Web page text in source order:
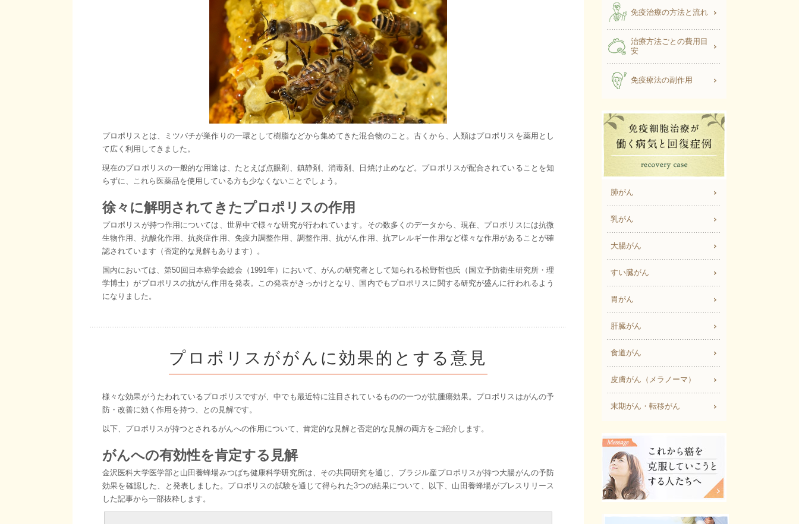
プロポリスとは、ミツバチが巣作りの一環として樹脂などから集めてきた混合物のこと。古くから、人類はプロポリスを薬用とし
て広く利用してきました。
現在のプロポリスの一般的な用途は、たとえば点眼剤、鎮静剤、消毒剤、日焼け止めなど。プロポリスが配合されていることを知
らずに、これら医薬品を使用している方も少なくないことでしょう。
徐々に解明されてきたプロポリスの作用
プロポリスが持つ作用については、世界中で様々な研究が行われています。その数多くのデータから、現在、プロポリスには抗微
生物作用、抗酸化作用、抗炎症作用、免疫力調整作用、調整作用、抗がん作用、抗アレルギー作用など様々な作用があることが確
認されています（否定的な見解もあります）。
国内においては、第50回日本癌学会総会（1991年）において、がんの研究者として知られる松野哲也氏（国立予防衛生研究所・理
学博士）がプロポリスの抗がん作用を発表。この発表がきっかけとなり、国内でもプロポリスに関する研究が盛んに行われるよう
になりました。
プロポリスががんに効果的とする意見
様々な効果がうたわれているプロポリスですが、中でも最近特に注目されているものの一つが抗腫瘍効果。プロポリスはがんの予
防・改善に効く作用を持つ、との見解です。
以下、プロポリスが持つとされるがんへの作用について、肯定的な見解と否定的な見解の両方をご紹介します。
がんへの有効性を肯定する見解
金沢医科大学医学部と山田養蜂場みつばち健康科学研究所は、その共同研究を通じ、ブラジル産プロポリスが持つ大腸がんの予防
効果を確認した、と発表しました。プロポリスの試験を通じて得られた3つの結果について、以下、山田養蜂場がプレスリリース
した記事から一部抜粋します。
免疫治療の方法と流れ
治療方法ごとの費用目
安
免疫療法の副作用
肺がん
乳がん
大腸がん
すい臓がん
胃がん
肝臓がん
食道がん
皮膚がん（メラノーマ）
末期がん・転移がん